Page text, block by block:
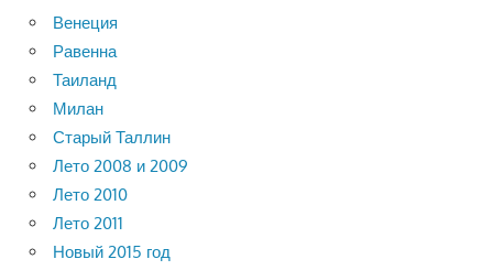
Венеция
Равенна
Таиланд
Милан
Старый Таллин
Лето 2008 и 2009
Лето 2010
Лето 2011
Новый 2015 год